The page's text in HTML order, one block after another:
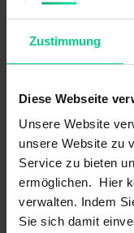
Zustimmung
Diese Webseite
Unsere Website
unsere Website zu
Service zu bieten
ermöglichen. Hier
verwalten. Indem
Sie sich damit
Disponible (22